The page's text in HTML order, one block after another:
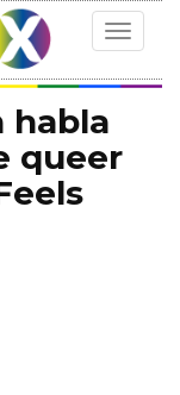
Toggle
habla
queer